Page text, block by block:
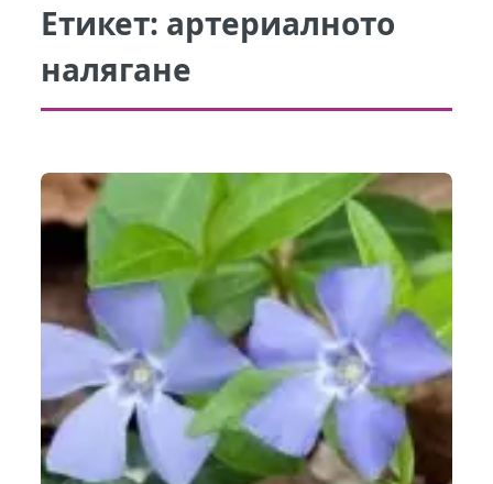
Етикет: артериалното
налягане